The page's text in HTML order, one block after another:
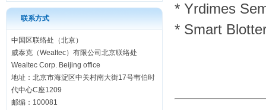
联系方式
中国区联络处（北京）
威泰克（Wealtec）有限公司北京联络处
Wealtec Corp. Beijing office
地址：北京市海淀区中关村南大街17号韦伯时
代中心C座1209
邮编：100081
* Yrdimes
* Smart